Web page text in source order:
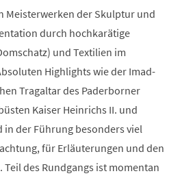
Meisterwerken der Skulptur und
durch hochkarätige
und Textilien im
Highlights wie der Imad-
Tragaltar des Paderborner
Kaiser Heinrichs II. und
in der Führung besonders viel
für Erläuterungen und den
Teil des Rundgangs ist momentan